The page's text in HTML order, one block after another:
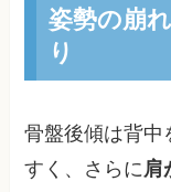
姿勢の崩
り
骨盤後傾は背中
すく、さらに肩